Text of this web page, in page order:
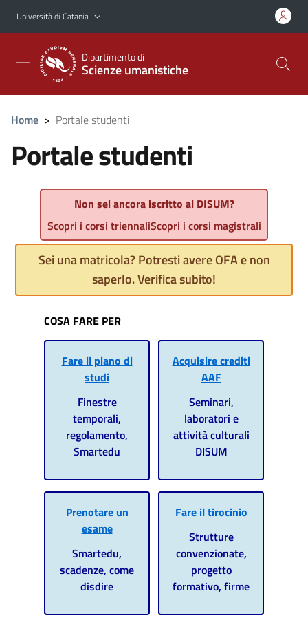
Vai al contenuto principale
Vai al menu di navigazione
Università di Catania
Dipartimento di
Scienze umanistiche
Home > Portale studenti
Portale studenti
Non sei ancora iscritto al DISUM?
Scopri i corsi triennaliScopri i corsi magistrali
Sei una matricola? Potresti avere OFA e non
saperlo. Verifica subito!
COSA FARE PER
Fare il piano di
studi
Finestre
temporali,
regolamento,
Smartedu
Acquisire crediti
AAF
Seminari,
laboratori e
attività culturali
DISUM
Prenotare un
esame
Smartedu,
scadenze, come
disdire
Fare il tirocinio
Strutture
convenzionate,
progetto
formativo, firme